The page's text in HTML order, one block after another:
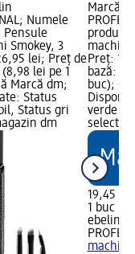
Numele
Smokey, 3
lei; Preț de
lei pe 1
Marcă dm;
Status
Status gri
dm
Marcă:
machiaj
Preț:
bază: 1
buc);
verde
19,45 lei
1 buc
ebelin
machiaj